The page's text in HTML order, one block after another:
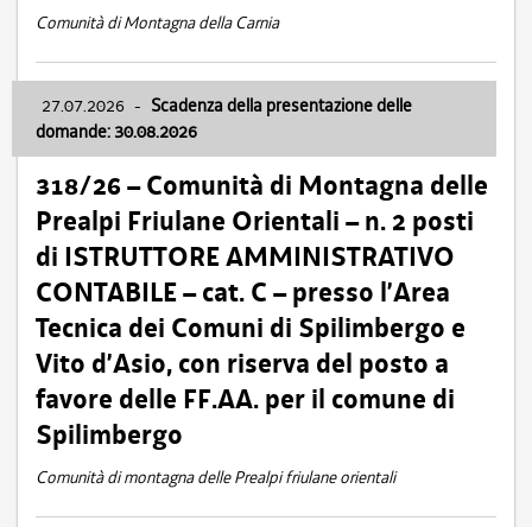
Comunità di Montagna della Carnia
27.07.2026 - Scadenza della presentazione delle
domande: 30.08.2026
318/26 – Comunità di Montagna delle
Prealpi Friulane Orientali – n. 2 posti
di ISTRUTTORE AMMINISTRATIVO
CONTABILE – cat. C – presso l’Area
Tecnica dei Comuni di Spilimbergo e
Vito d’Asio, con riserva del posto a
favore delle FF.AA. per il comune di
Spilimbergo
Comunità di montagna delle Prealpi friulane orientali